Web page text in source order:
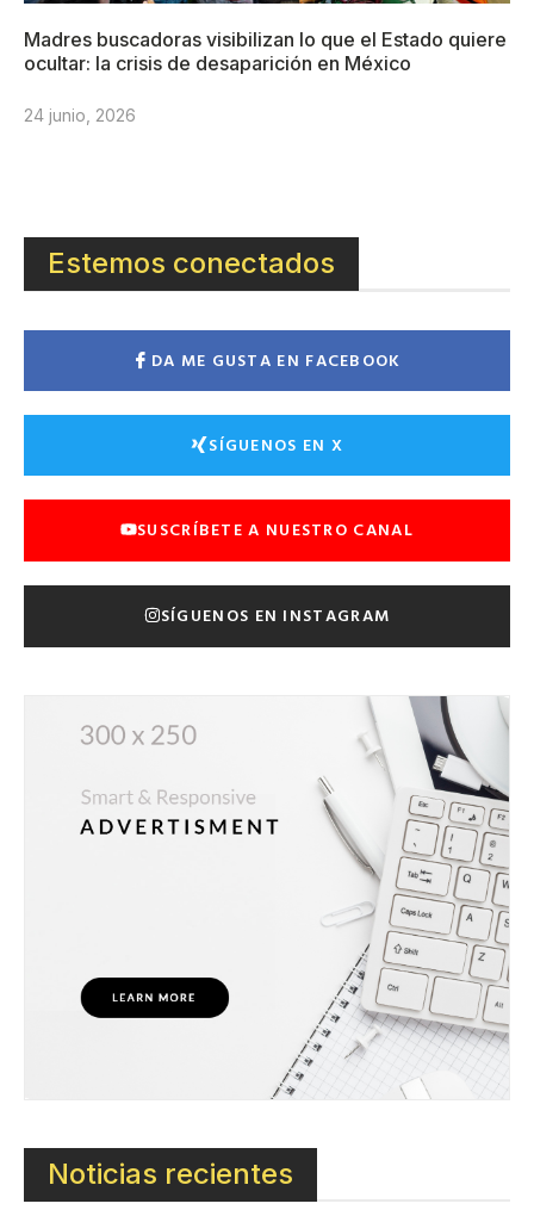
Madres buscadoras visibilizan lo que el Estado quiere
ocultar: la crisis de desaparición en México
24 junio, 2026
Estemos conectados
DA ME GUSTA EN FACEBOOK
SÍGUENOS EN X
SUSCRÍBETE A NUESTRO CANAL
SÍGUENOS EN INSTAGRAM
Noticias recientes